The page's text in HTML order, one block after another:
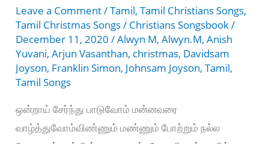
Leave a Comment/Tamil,Tamil Christians Songs,
Tamil Christmas Songs/ Christians Songsbook/
December 11, 2020/Alwyn M,Alwyn.M,Anish
Yuvani,Arjun Vasanthan, christmas, Davidsam
Joyson, Franklin Simon, Johnsam Joyson,Tamil,
Tamil Songs
ஒன்றாய் சேர்ந்து பாடுவோம் மன்னவரை
வாழ்த்துவோம்விண்ணும் மண்ணும் போற்றும் நல்ல